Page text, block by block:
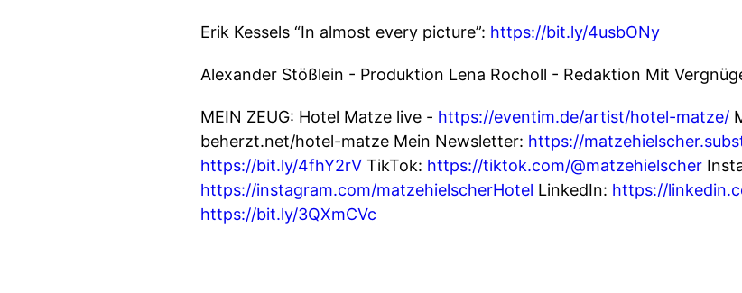
Erik Kessels “In almost every picture”: https://bit.ly/4usbONy
Alexander Stößlein - Produktion Lena Rocholl - Redaktion Mit
MEIN ZEUG: Hotel Matze live - https://eventim.de/artist/hotel-matze/
beherzt.net/hotel-matze Mein Newsletter: https://
https://bit.ly/4fhY2rV TikTok: https://tiktok.com/@matzehielscher
https://instagram.com/matzehielscherHotel LinkedIn: https://
https://bit.ly/3QXmCVc